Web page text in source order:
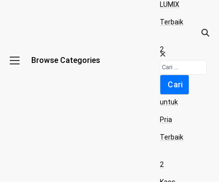
Browse Categories
LUMIX
Terbaik
2
Kaos
Levi’s
untuk
Pria
Terbaik
2